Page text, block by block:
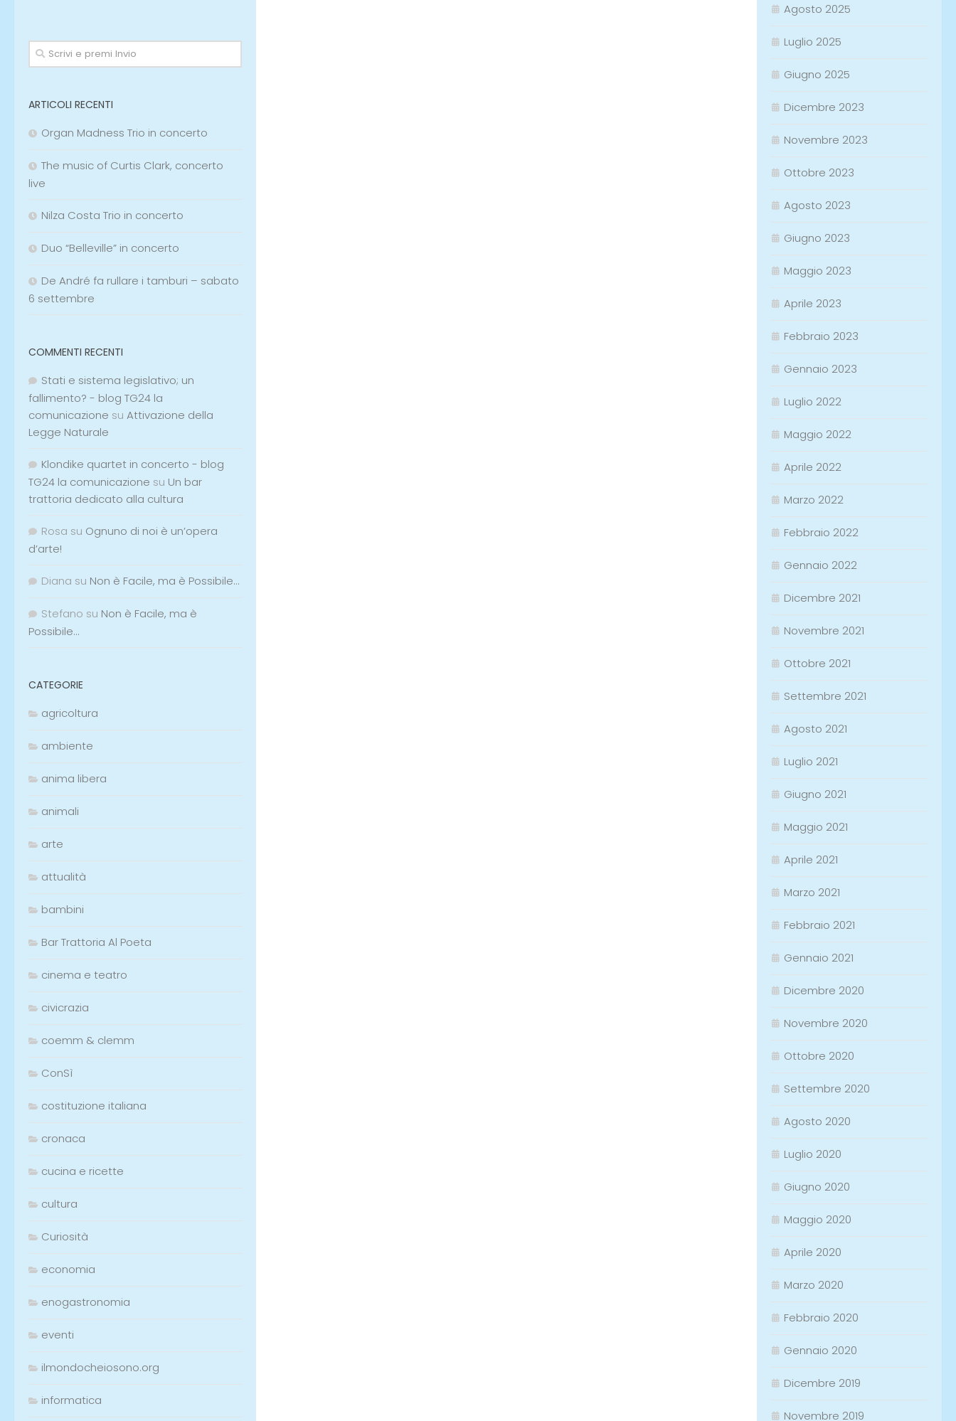
ARTICOLI RECENTI
Organ Madness Trio in concerto
The music of Curtis Clark, concerto
live
Nilza Costa Trio in concerto
Duo “Belleville” in concerto
De André fa rullare i tamburi – sabato
6 settembre
COMMENTI RECENTI
Stati e sistema legislativo; un
fallimento? - blog TG24 la
comunicazione su Attivazione della
Legge Naturale
Klondike quartet in concerto - blog
TG24 la comunicazione su Un bar
trattoria dedicato alla cultura
Rosa su Ognuno di noi è un’opera
d’arte!
Diana su Non è Facile, ma è Possibile…
Stefano su Non è Facile, ma è
Possibile…
CATEGORIE
agricoltura
ambiente
anima libera
animali
arte
attualità
bambini
Bar Trattoria Al Poeta
cinema e teatro
civicrazia
coemm & clemm
ConSì
costituzione italiana
cronaca
cucina e ricette
cultura
Curiosità
economia
enogastronomia
eventi
ilmondocheiosono.org
informatica
Agosto 2025
Luglio 2025
Giugno 2025
Dicembre 2023
Novembre 2023
Ottobre 2023
Agosto 2023
Giugno 2023
Maggio 2023
Aprile 2023
Febbraio 2023
Gennaio 2023
Luglio 2022
Maggio 2022
Aprile 2022
Marzo 2022
Febbraio 2022
Gennaio 2022
Dicembre 2021
Novembre 2021
Ottobre 2021
Settembre 2021
Agosto 2021
Luglio 2021
Giugno 2021
Maggio 2021
Aprile 2021
Marzo 2021
Febbraio 2021
Gennaio 2021
Dicembre 2020
Novembre 2020
Ottobre 2020
Settembre 2020
Agosto 2020
Luglio 2020
Giugno 2020
Maggio 2020
Aprile 2020
Marzo 2020
Febbraio 2020
Gennaio 2020
Dicembre 2019
Novembre 2019